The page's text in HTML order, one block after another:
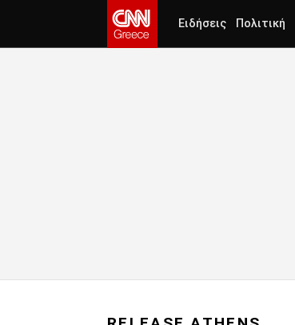
Ειδήσεις Πολιτική